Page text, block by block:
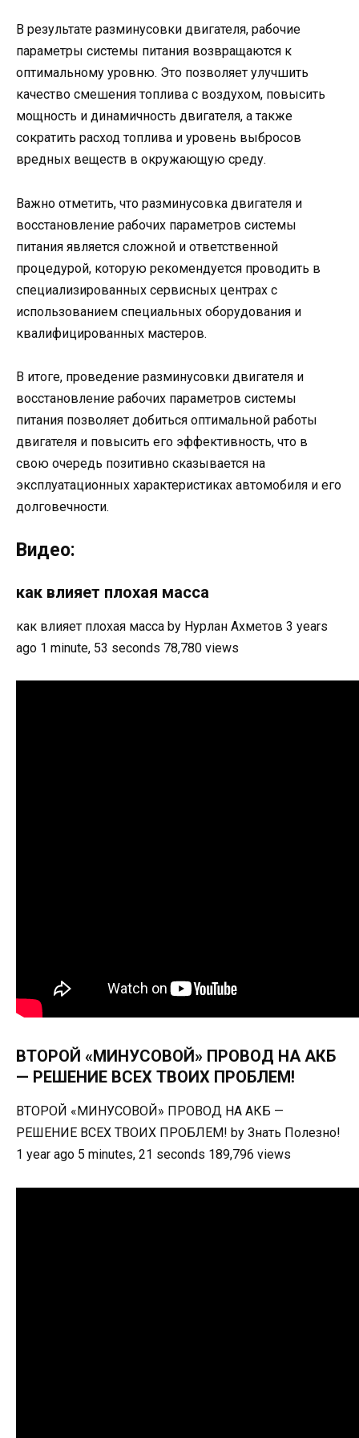
В результате разминусовки двигателя, рабочие
параметры системы питания возвращаются к
оптимальному уровню. Это позволяет улучшить
качество смешения топлива с воздухом, повысить
мощность и динамичность двигателя, а также
сократить расход топлива и уровень выбросов
вредных веществ в окружающую среду.
Важно отметить, что разминусовка двигателя и
восстановление рабочих параметров системы
питания является сложной и ответственной
процедурой, которую рекомендуется проводить в
специализированных сервисных центрах с
использованием специальных оборудования и
квалифицированных мастеров.
В итоге, проведение разминусовки двигателя и
восстановление рабочих параметров системы
питания позволяет добиться оптимальной работы
двигателя и повысить его эффективность, что в
свою очередь позитивно сказывается на
эксплуатационных характеристиках автомобиля и его
долговечности.
Видео:
как влияет плохая масса
как влияет плохая масса by Нурлан Ахметов 3 years
ago 1 minute, 53 seconds 78,780 views
ВТОРОЙ «МИНУСОВОЙ» ПРОВОД НА АКБ
— РЕШЕНИЕ ВСЕХ ТВОИХ ПРОБЛЕМ!
ВТОРОЙ «МИНУСОВОЙ» ПРОВОД НА АКБ —
РЕШЕНИЕ ВСЕХ ТВОИХ ПРОБЛЕМ! by Знать Полезно!
1 year ago 5 minutes, 21 seconds 189,796 views